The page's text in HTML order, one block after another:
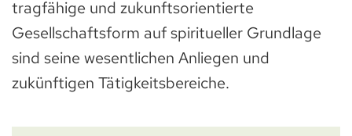
tragfähige und zukunftsorientierte
Gesellschaftsform auf spiritueller Grundlage
sind seine wesentlichen Anliegen und
zukünftigen Tätigkeitsbereiche.